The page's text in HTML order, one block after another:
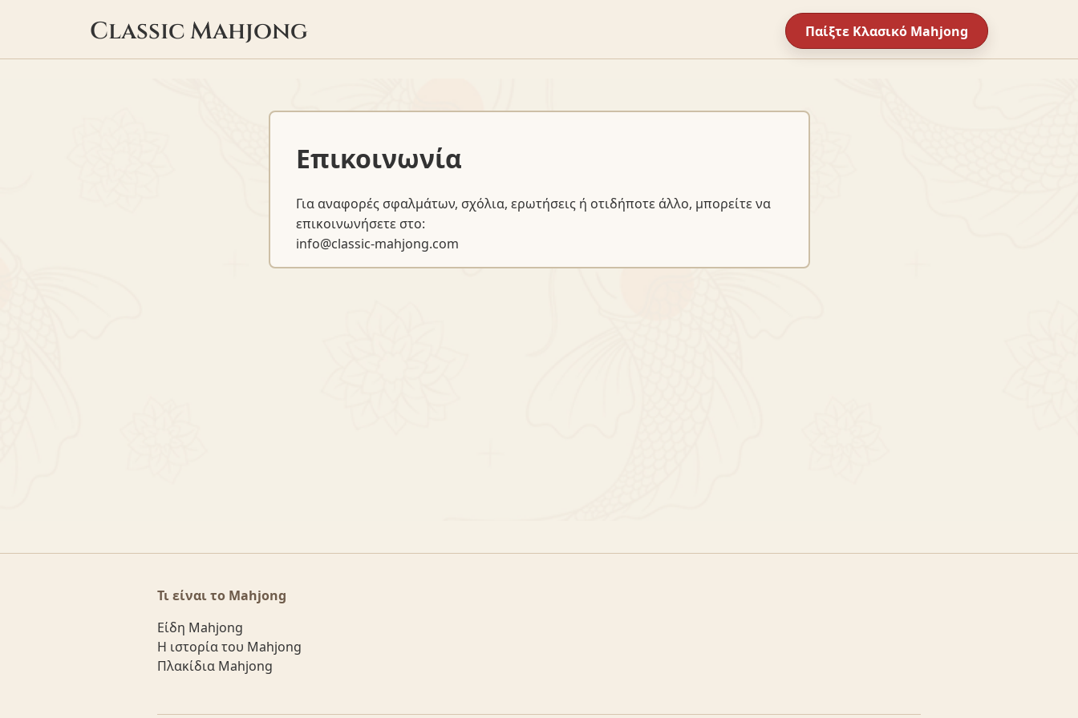
Classic Mahjong Παίξτε Κλασικό Mahjong
Επικοινωνία
Για αναφορές σφαλμάτων, σχόλια, ερωτήσεις ή οτιδήποτε άλλο, μπορείτε να
επικοινωνήσετε στο:
info@classic-mahjong.com
Τι είναι το Mahjong
Είδη Mahjong
Η ιστορία του Mahjong
Πλακίδια Mahjong